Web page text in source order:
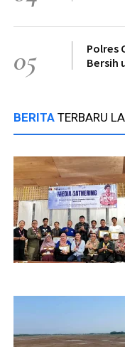
05
Polres
Bersih
BERITA TERBARU